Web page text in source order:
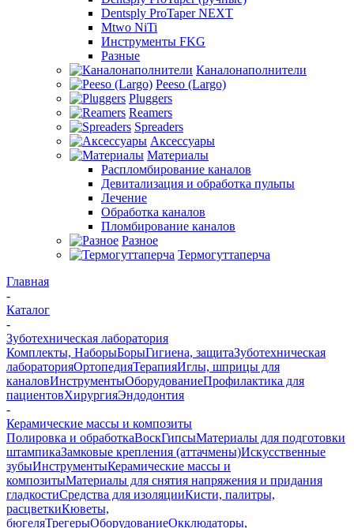
Dentsply ProTaper NEXT
Mtwo NiTi
Инструменты FKG
Разные
Каналонаполнители
Peeso (Largo)
Pluggers
Reamers
Spreaders
Аксессуары
Материалы
Распломбирование каналов
Девитализация и обработка пульпы
Лечение
Обработка каналов
Пломбирование каналов
Разное
Термогуттаперча
Главная
-
Каталог
-
Зуботехническая лаборатория
Комплекты, НаборыБорыГигиена, защитаЗуботехническая
лабораторияОртопедияТерапияИглы, шприцы для
каналовИнструментыОборудованиеПрофилактика для
пациентовХирургияЭндодонтия
-
Керамические массы и композиты
Полировка и обработкаВоскГипсыМатериалы для подготовки
штампикаЗамковые крепления (аттачмены)Искусственные
зубыИнструментыКерамические массы и
композитыМатериалы для снятия напряжения и придания
гладкостиСредства для изоляцииКисти, палитры,
расцветкиКюветы,
бюгеляТрегерыОборудованиеОкклюдаторы,